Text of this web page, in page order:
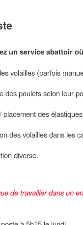
un service abattoir
volailles (parfois
des poulets selon leur
placement des
des volailles dans les
diverse.
de travailler dans un